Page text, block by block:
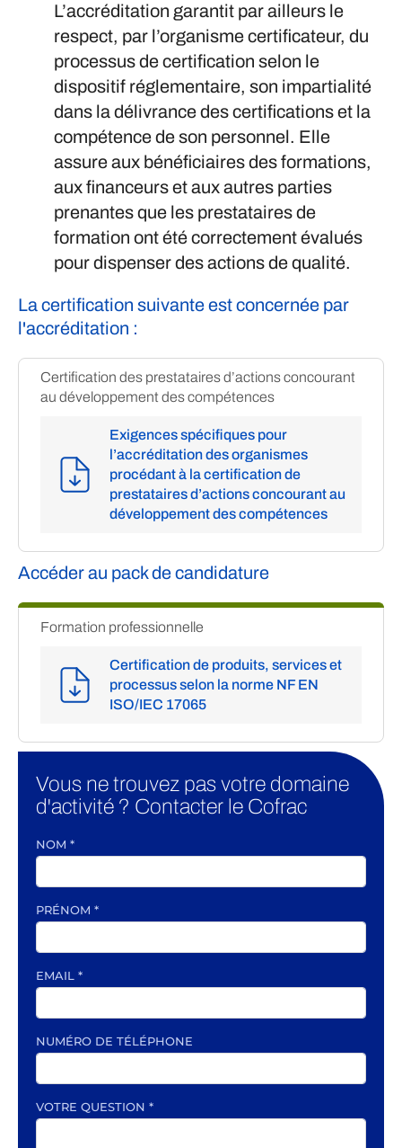
L’accréditation garantit par ailleurs le
respect, par l’organisme certificateur, du
processus de certification selon le
dispositif réglementaire, son impartialité
dans la délivrance des certifications et la
compétence de son personnel. Elle
assure aux bénéficiaires des formations,
aux financeurs et aux autres parties
prenantes que les prestataires de
formation ont été correctement évalués
pour dispenser des actions de qualité.
La certification suivante est concernée par
l'accréditation :
Certification des prestataires d’actions concourant
au développement des compétences
Exigences spécifiques pour
l’accréditation des organismes
procédant à la certification de
prestataires d’actions concourant au
développement des compétences
Accéder au pack de candidature
Formation professionnelle
Certification de produits, services et
processus selon la norme NF EN
ISO/IEC 17065
Vous ne trouvez pas votre domaine
d'activité ? Contacter le Cofrac
NOM *
PRÉNOM *
EMAIL *
NUMÉRO DE TÉLÉPHONE
VOTRE QUESTION *